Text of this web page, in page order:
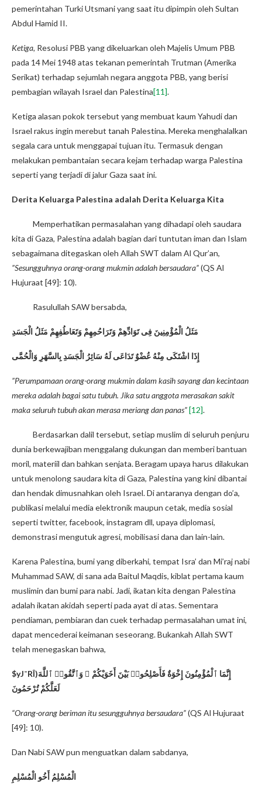
pemerintahan Turki Utsmani yang saat itu dipimpin oleh Sultan
Abdul Hamid II.
Ketiga, Resolusi PBB yang dikeluarkan oleh Majelis Umum PBB
pada 14 Mei 1948 atas tekanan pemerintah Trutman (Amerika
Serikat) terhadap sejumlah negara anggota PBB, yang berisi
pembagian wilayah Israel dan Palestina[11].
Ketiga alasan pokok tersebut yang membuat kaum Yahudi dan
Israel rakus ingin merebut tanah Palestina. Mereka menghalalkan
segala cara untuk menggapai tujuan itu. Termasuk dengan
melakukan pembantaian secara kejam terhadap warga Palestina
seperti yang terjadi di jalur Gaza saat ini.
Derita Keluarga Palestina adalah Derita Keluarga Kita
Memperhatikan permasalahan yang dihadapi oleh saudara
kita di Gaza, Palestina adalah bagian dari tuntutan iman dan Islam
sebagaimana ditegaskan oleh Allah SWT dalam Al Qur’an,
”Sesungguhnya orang-orang mukmin adalah bersaudara”(QS Al
Hujuraat [49]: 10).
Rasulullah SAW bersabda,
مَثَلُ الْمُؤْمِنِينَ فِى تَوَادِّهِمْ وَتَرَاحُمِهِمْ وَتَعَاطُفِهِمْ مَثَلُ الْجَسَدِ
إِذَا اشْتَكَى مِنْهُ عُضْوٌ تَدَاعَى لَهُ سَائِرُ الْجَسَدِ بِالسَّهَرِ وَالْحُمَّى
”Perumpamaan orang-orang mukmin dalam kasih sayang dan kecintaan
mereka adalah bagai satu tubuh. Jika satu anggota merasakan sakit
maka seluruh tubuh akan merasa meriang dan panas”[12].
Berdasarkan dalil tersebut, setiap muslim di seluruh penjuru
dunia berkewajiban menggalang dukungan dan memberi bantuan
moril, materiil dan bahkan senjata. Beragam upaya harus dilakukan
untuk menolong saudara kita di Gaza, Palestina yang kini dibantai
dan hendak dimusnahkan oleh Israel. Di antaranya dengan do’a,
publikasi melalui media elektronik maupun cetak, media sosial
seperti twitter, facebook, instagram dll, upaya diplomasi,
demonstrasi mengutuk agresi, mobilisasi dana dan lain-lain.
Karena Palestina, bumi yang diberkahi, tempat Isra’ dan Mi’raj nabi
Muhammad SAW, di sana ada Baitul Maqdis, kiblat pertama kaum
muslimin dan bumi para nabi. Jadi, ikatan kita dengan Palestina
adalah ikatan akidah seperti pada ayat di atas. Sementara
pendiaman, pembiaran dan cuek terhadap permasalahan umat ini,
dapat mencederai keimanan seseorang. Bukankah Allah SWT
telah menegaskan bahwa,
$yJ¯RÎ)إِنَّمَا ٱلْمُؤْمِنُونَ إِخْوَةٌ فَأَصْلِحُوا۟ بَيْنَ أَخَوَيْكُمْ ۚ وَٱتَّقُوا۟ ٱللَّهَ
لَعَلَّكُمْ تُرْحَمُونَ
“Orang-orang beriman itu sesungguhnya bersaudara”(QS Al Hujuraat
[49]: 10).
Dan Nabi SAW pun menguatkan dalam sabdanya,
الْمُسْلِمُ أَخُو الْمُسْلِمِ